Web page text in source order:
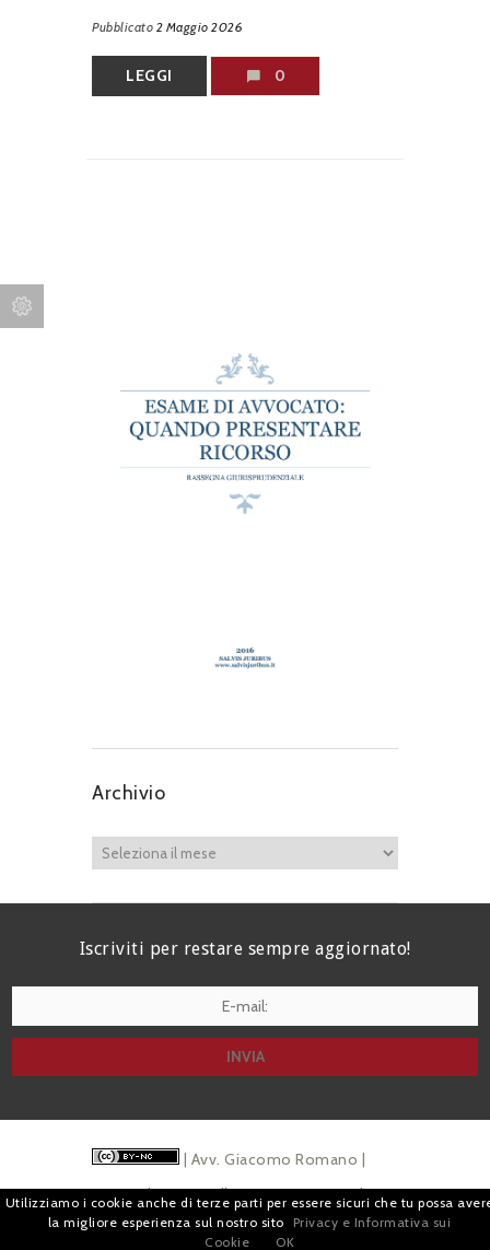
Pubblicato 2 Maggio 2026
LEGGI 0
Archivio
Iscriviti per restare sempre aggiornato!
| Avv. Giacomo Romano |
Piazza di Campitelli, 2 - 00186 Roma | P.I.
07880501213 |Pubblicitàe Privacy
Utilizziamo i cookie anche di terze parti per essere sicuri che tu possa
la migliore esperienza sul nostro sito
Privacy e Informativa sui
Cookie
OK